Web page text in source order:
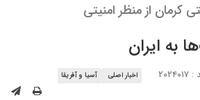
کرمان از منظر امنیتی
به ایران
اخبار اصلی آسیا و آفریقا